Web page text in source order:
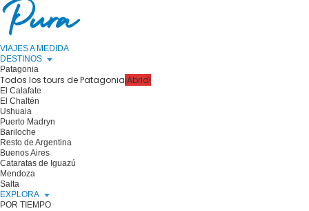
VIAJES A MEDIDA
DESTINOS
Patagonia
Todos los tours de Patagonia¡Abrid!
El Calafate
El Chaltén
Ushuaia
Puerto Madryn
Bariloche
Resto de Argentina
Buenos Aires
Cataratas de Iguazú
Mendoza
Salta
EXPLORA
POR TIEMPO